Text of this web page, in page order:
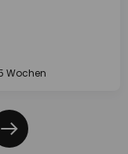
Wochen
Weiter